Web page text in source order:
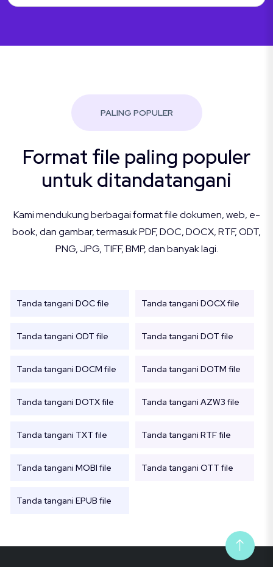
PALING POPULER
Format file paling populer
untuk ditandatangani
Kami mendukung berbagai format file dokumen, web, e-
book, dan gambar, termasuk PDF, DOC, DOCX, RTF, ODT,
PNG, JPG, TIFF, BMP, dan banyak lagi.
Tanda tangani DOC file Tanda tangani DOCX file
Tanda tangani ODT file Tanda tangani DOT file
Tanda tangani DOCM file Tanda tangani DOTM file
Tanda tangani DOTX file Tanda tangani AZW3 file
Tanda tangani TXT file Tanda tangani RTF file
Tanda tangani MOBI file Tanda tangani OTT file
Tanda tangani EPUB file